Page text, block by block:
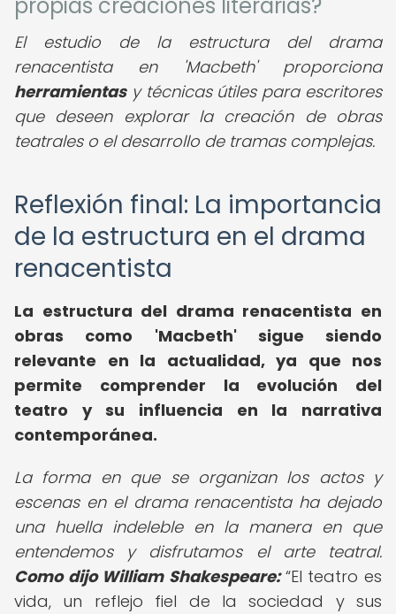
El estudio de la estructura del drama
renacentista en 'Macbeth' proporciona
herramientasy técnicas útiles para escritores
que deseen explorar la creación de obras
teatrales o el desarrollo de tramas complejas.
Reflexión final: La importancia
de la estructura en el drama
renacentista
La estructura del drama renacentista en
obras como 'Macbeth' sigue siendo
relevante en la actualidad, ya que nos
permite comprender la evolución del
teatro y su influencia en la narrativa
contemporánea.
La forma en que se organizan los actos y
escenas en el drama renacentista ha dejado
una huella indeleble en la manera en que
entendemos y disfrutamos el arte teatral.
Como dijo William Shakespeare: El teatro es
vida, un reflejo fiel de la sociedad y sus